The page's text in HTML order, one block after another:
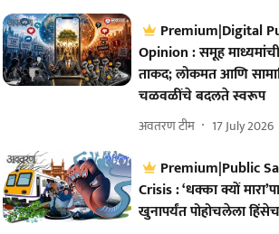
Premium|Digital
Opinion : समूह
ताकद; लोकमत आणि
चळवळींचे बदलते स्वरूप
अवतरण टीम 17 July 2026
Premium|Public
Crisis : ‘धक्का क्यों
खुनापर्यंत पोहोचलेला